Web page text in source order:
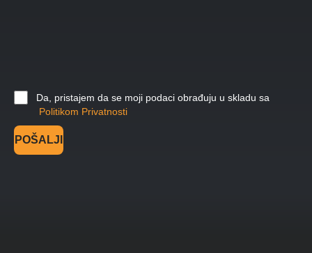
Da, pristajem da se moji podaci obrađuju u skladu sa
Politikom Privatnosti
POŠALJI